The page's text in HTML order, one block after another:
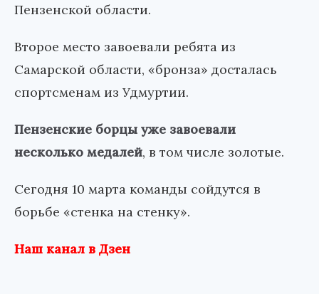
Пензенской области.
Второе место завоевали ребята из
Самарской области, «бронза» досталась
спортсменам из Удмуртии.
Пензенские борцы уже завоевали
несколько медалей, в том числе золотые.
Сегодня 10 марта команды сойдутся в
борьбе «стенка на стенку».
Наш канал в Дзен